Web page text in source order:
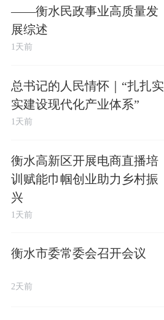
——衡水民政事业高质量发
展综述
1天前
总书记的人民情怀｜“扎扎实
实建设现代化产业体系”
1天前
衡水高新区开展电商直播培
训赋能巾帼创业助力乡村振
兴
1天前
衡水市委常委会召开会议
2天前